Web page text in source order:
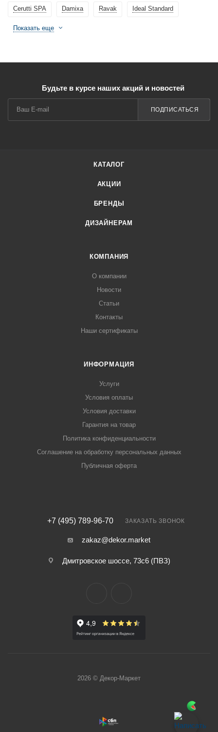
Damixa Ravak Ideal Standard
Cerutti SPA
Показать еще
Будьте в курсе наших акций и новостей
ПОДПИСАТЬСЯ
КАТАЛОГ
АКЦИИ
БРЕНДЫ
ДИЗАЙНЕРАМ
КОМПАНИЯ
О компании
Новости
Статьи
Контакты
Наши сертификаты
ИНФОРМАЦИЯ
Услуги
Условия оплаты
Условия доставки
Гарантия на товар
Политика конфиденциальности
Соглашение на обработку персональных данных
Публичная оферта
+7 (495) 789-96-70 ЗАКАЗАТЬ ЗВОНОК
zakaz@dekor.market
Дмитровское шоссе, 73с6 (ПВЗ)
2026 © Декор-Маркет